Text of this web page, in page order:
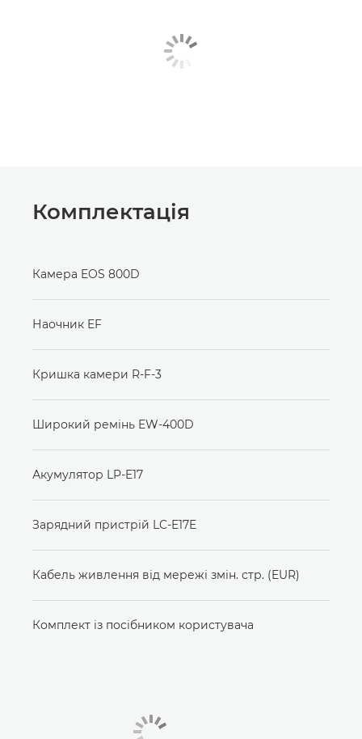
Комплектація
Камера EOS 800D
Наочник EF
Кришка камери R-F-3
Широкий ремінь EW-400D
Акумулятор LP-E17
Зарядний пристрій LC-E17E
Кабель живлення від мережі змін. стр. (EUR)
Комплект із посібником користувача